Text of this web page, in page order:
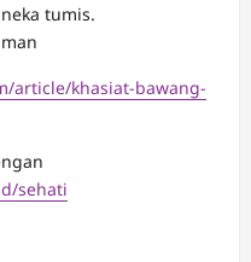
tumis.
article/khasiat-bawang-
sehati